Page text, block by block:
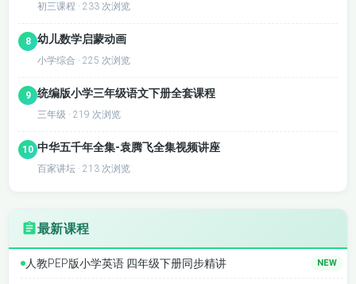
初三课程 · 233 次浏览
8 幼儿数学启蒙动画
小学综合 · 225 次浏览
9 统编版小学三年级语文下册全套课程
三年级 · 219 次浏览
10 中华五千年全集-袁腾飞全集视频讲座
百家讲坛 · 213 次浏览
最新课程
人教PEP版小学英语 四年级下册同步精讲 NEW